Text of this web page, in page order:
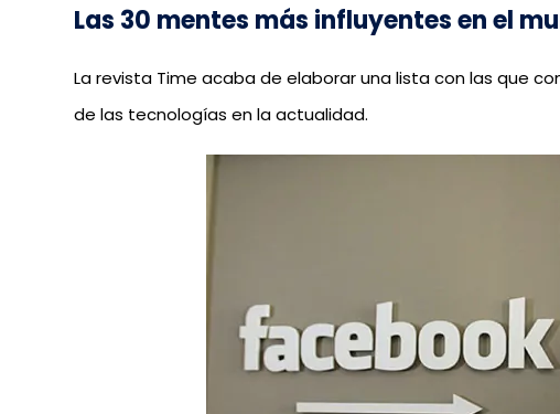
Las 30 mentes más influyentes en el
La revista Time acaba de elaborar una lista con las que
de las tecnologías en la actualidad.